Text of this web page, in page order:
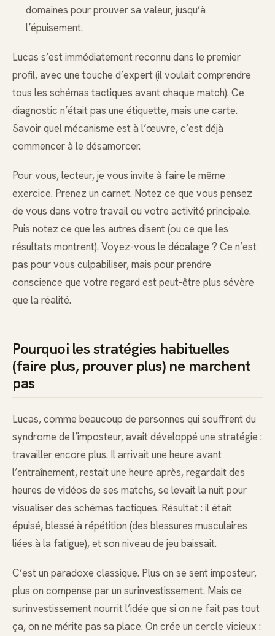
domaines pour prouver sa valeur, jusqu’à
l’épuisement.
Lucas s’est immédiatement reconnu dans le premier
profil, avec une touche d’expert (il voulait comprendre
tous les schémas tactiques avant chaque match). Ce
diagnostic n’était pas une étiquette, mais une carte.
Savoir quel mécanisme est à l’œuvre, c’est déjà
commencer à le désamorcer.
Pour vous, lecteur, je vous invite à faire le même
exercice. Prenez un carnet. Notez ce que vous pensez
de vous dans votre travail ou votre activité principale.
Puis notez ce que les autres disent (ou ce que les
résultats montrent). Voyez-vous le décalage ? Ce n’est
pas pour vous culpabiliser, mais pour prendre
conscience que votre regard est peut-être plus sévère
que la réalité.
Pourquoi les stratégies habituelles
(faire plus, prouver plus) ne marchent
pas
Lucas, comme beaucoup de personnes qui souffrent du
syndrome de l’imposteur, avait développé une stratégie :
travailler encore plus. Il arrivait une heure avant
l’entraînement, restait une heure après, regardait des
heures de vidéos de ses matchs, se levait la nuit pour
visualiser des schémas tactiques. Résultat : il était
épuisé, blessé à répétition (des blessures musculaires
liées à la fatigue), et son niveau de jeu baissait.
C’est un paradoxe classique. Plus on se sent imposteur,
plus on compense par un surinvestissement. Mais ce
surinvestissement nourrit l’idée que si on ne fait pas tout
ça, on ne mérite pas sa place. On crée un cercle vicieux :